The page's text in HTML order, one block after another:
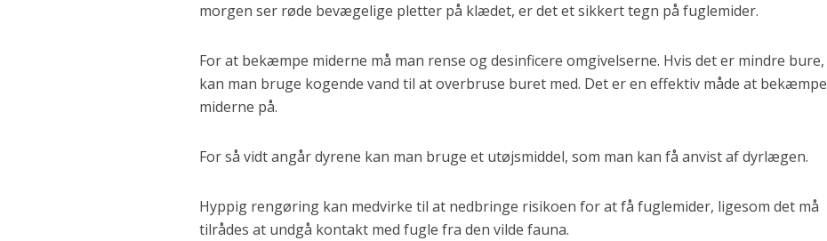
morgen ser røde bevægelige pletter på klædet, er det et sikkert tegn på fuglemider.
For at bekæmpe miderne må man rense og desinficere omgivelserne. Hvis det er mindre bure,
kan man bruge kogende vand til at overbruse buret med. Det er en effektiv måde at bekæmpe
miderne på.
For så vidt angår dyrene kan man bruge et utøjsmiddel, som man kan få anvist af dyrlægen.
Hyppig rengøring kan medvirke til at nedbringe risikoen for at få fuglemider, ligesom det må
tilrådes at undgå kontakt med fugle fra den vilde fauna.